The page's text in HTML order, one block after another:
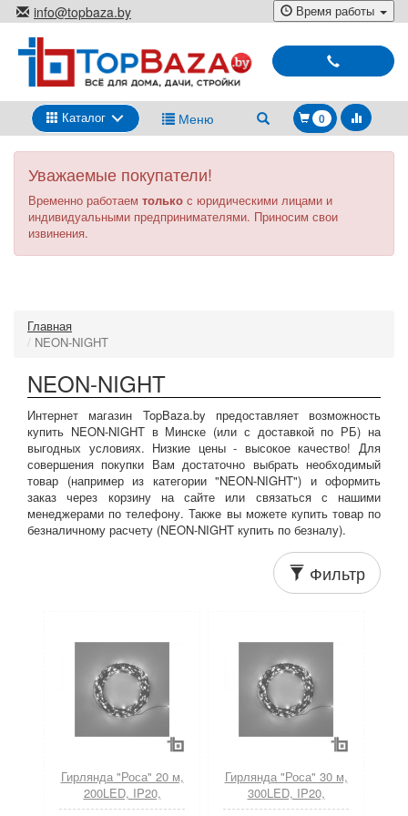
Перейти
к
основному
содержанию
Время работы
info@topbaza.by
г.Минск, ул. Радиальная, 40,
каб. 707-5
Выбирай
ипокупай
Каталог Меню 0
Уважаемые покупатели!
Временно работаем только с юридическими лицами и
индивидуальными предпринимателями. Приносим свои
извинения.
Главная
NEON-NIGHT
NEON-NIGHT
Интернет магазин TopBaza.by предоставляет возможность
купить NEON-NIGHT в Минске (или с доставкой по РБ) на
выгодных условиях. Низкие цены - высокое качество! Для
совершения покупки Вам достаточно выбрать необходимый
товар (например из категории "NEON-NIGHT") и оформить
заказ через корзину на сайте или связаться с нашими
менеджерами по телефону. Также вы можете купить товар по
безналичному расчету (NEON-NIGHT купить по безналу).
Фильтр
Гирлянда "Роса" 20 м,
200LED, IP20,
зеленый провод,
Гирлянда "Роса" 30 м,
300LED, IP20,
зеленый провод,